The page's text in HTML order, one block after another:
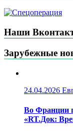
Наши
Зарубежные
24.04.2026
Во Франции
«RT.Док: